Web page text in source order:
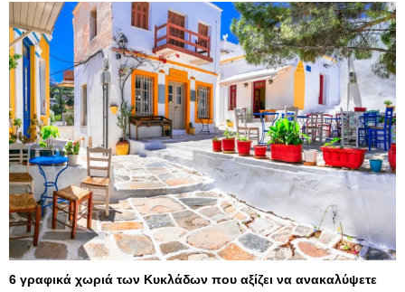
6 γραφικά χωριά των Κυκλάδων που αξίζει να ανακαλύψετε